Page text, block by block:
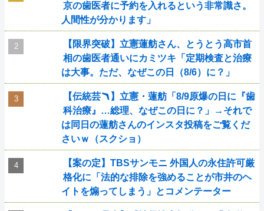
京の歯医者に予約を入れるという非常識さ。
人間性が分かります」
【限界突破】立憲蓮舫さん、とうとう高市首
相の歯医者通いにカミツキ「定期検査と治療
は大事。ただ、なぜこの日（8/6）に？」
【伝統芸🪃】立憲・蓮舫「8/9原爆の日に『歯
科治療』…総理、なぜこの日に？」→それで
は同日の蓮舫さんのインスタ投稿をご覧くだ
さいｗ（スクショ）
【案の定】TBSサンモニ 外国人の永住許可厳
格化に「法的な排除を強めることが市井のヘ
イトを煽ってしまう」とコメンテーター